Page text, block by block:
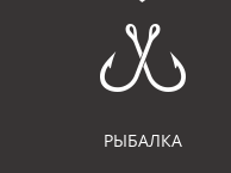
РЫБАЛКА